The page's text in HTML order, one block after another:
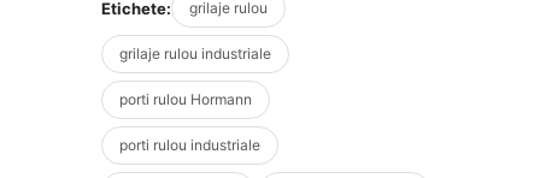
Etichete: grilaje rulou
grilaje rulou industriale
porti rulou Hormann
porti rulou industriale